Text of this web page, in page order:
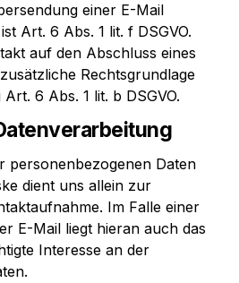
einer E-Mail
Art. 6 Abs. 1 lit. f DSGVO.
auf den Abschluss eines
Rechtsgrundlage
6 Abs. 1 lit. b DSGVO.
personenbezogenen Daten
dient uns allein zur
Im Falle einer
E-Mail liegt hieran auch das
Interesse an der